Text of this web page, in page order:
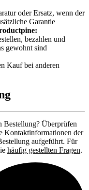
oder Ersatz, wenn der
Garantie
bezahlen und
gewohnt sind
Kauf bei anderen
Bestellung? Überprüfen
Kontaktinformationen der
aufgeführt. Für
häufig gestellten Fragen.